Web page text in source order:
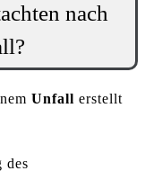
nach
Unfall erstellt
des